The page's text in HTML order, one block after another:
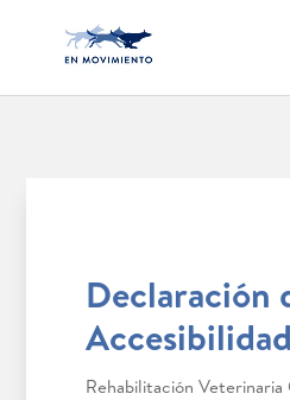
Declaración
Accesibilidad
Rehabilitación